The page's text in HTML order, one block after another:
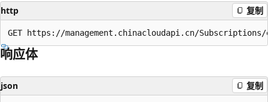
http 复制
响应体
json 复制